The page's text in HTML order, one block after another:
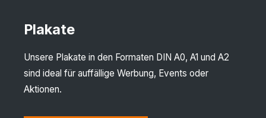
Plakate
Unsere Plakate in den Formaten DIN A0, A1 und A2
sind ideal für auffällige Werbung, Events oder
Aktionen.